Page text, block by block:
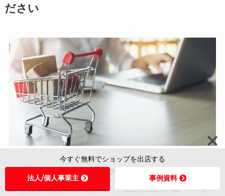
ださい
メルカリShops
は、フリマアプリ「メルカリ」の豊
富なお客さま層に向けて、商品を直接アピールで
今すぐ無料でショップを出店する
法人/個人事業主 事例資料